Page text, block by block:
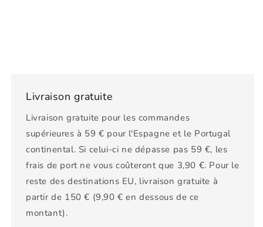
Livraison gratuite
Livraison gratuite pour les commandes
supérieures à 59 € pour l'Espagne et le Portugal
continental. Si celui-ci ne dépasse pas 59 €, les
frais de port ne vous coûteront que 3,90 €. Pour le
reste des destinations EU, livraison gratuite à
partir de 150 € (9,90 € en dessous de ce
montant).